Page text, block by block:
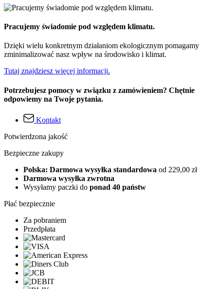
Pracujemy świadomie pod względem klimatu.
Dzięki wielu konkretnym działaniom ekologicznym pomagamy
zminimalizować nasz wpływ na środowisko i klimat.
Tutaj znajdziesz więcej informacji.
Potrzebujesz pomocy w związku z zamówieniem? Chętnie
odpowiemy na Twoje pytania.
Kontakt
Potwierdzona jakość
Bezpieczne zakupy
Polska: Darmowa wysyłka standardowa od 229,00 zł
Darmowa wysyłka zwrotna
Wysyłamy paczki do ponad 40 państw
Płać bezpiecznie
Za pobraniem
Przedpłata